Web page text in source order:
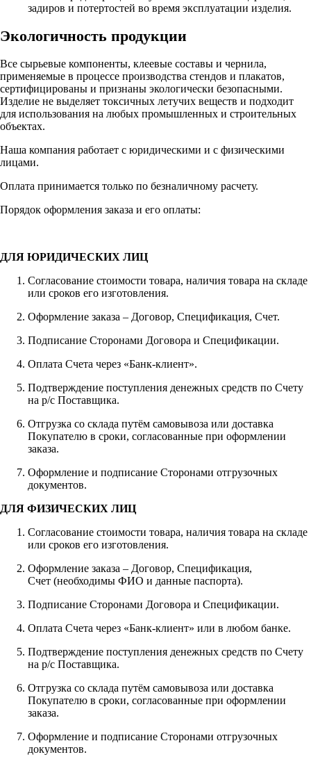
задиров и потертостей во время эксплуатации изделия.
Экологичность продукции
Все сырьевые компоненты, клеевые составы и чернила,
применяемые в процессе производства стендов и плакатов,
сертифицированы и признаны экологически безопасными.
Изделие не выделяет токсичных летучих веществ и подходит
для использования на любых промышленных и строительных
объектах.
Наша компания работает с юридическими и с физическими
лицами.
Оплата принимается только по безналичному расчету.
Порядок оформления заказа и его оплаты:
ДЛЯ ЮРИДИЧЕСКИХ ЛИЦ
Согласование стоимости товара, наличия товара на складе
или сроков его изготовления.
Оформление заказа – Договор, Спецификация, Счет.
Подписание Сторонами Договора и Спецификации.
Оплата Счета через «Банк-клиент».
Подтверждение поступления денежных средств по Счету
на р/с Поставщика.
Отгрузка со склада путём самовывоза или доставка
Покупателю в сроки, согласованные при оформлении
заказа.
Оформление и подписание Сторонами отгрузочных
документов.
ДЛЯ ФИЗИЧЕСКИХ ЛИЦ
Согласование стоимости товара, наличия товара на складе
или сроков его изготовления.
Оформление заказа – Договор, Спецификация,
Счет (необходимы ФИО и данные паспорта).
Подписание Сторонами Договора и Спецификации.
Оплата Счета через «Банк-клиент» или в любом банке.
Подтверждение поступления денежных средств по Счету
на р/с Поставщика.
Отгрузка со склада путём самовывоза или доставка
Покупателю в сроки, согласованные при оформлении
заказа.
Оформление и подписание Сторонами отгрузочных
документов.